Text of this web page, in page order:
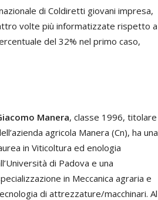
di Coldiretti giovani impresa,
volte più informatizzate rispetto a
del 32% nel primo caso,
Manera, classe 1996, titolare
agricola Manera (Cn), ha una
in Viticoltura ed enologia
di Padova e una
in Meccanica agraria e
di attrezzature/macchinari. Al